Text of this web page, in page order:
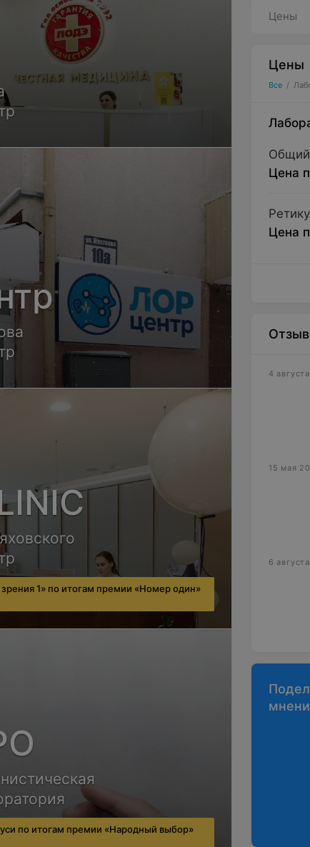
Цены
Цены
Все /
Общий
Цена
Цена
4
15 мая
6
1» по итогам премии «Номер один»
по итогам премии «Народный выбор»